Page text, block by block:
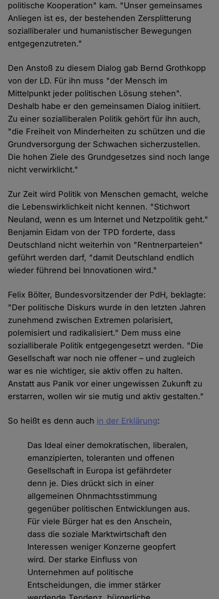
politische Kooperation" kam. "Unser gemeinsames
Anliegen ist es, der bestehenden Zersplitterung
sozialliberaler und humanistischer Bewegungen
entgegenzutreten."
Den Anstoß zu diesem Dialog gab Bernd Grothkopp
von der LD. Für ihn muss "der Mensch im
Mittelpunkt jeder politischen Lösung stehen".
Deshalb habe er den gemeinsamen Dialog initiiert.
Zu einer sozialliberalen Politik gehört für ihn auch,
"die Freiheit von Minderheiten zu schützen und die
Grundversorgung der Schwachen sicherzustellen.
Die hohen Ziele des Grundgesetzes sind noch lange
nicht verwirklicht."
Zur Zeit wird Politik von Menschen gemacht, welche
die Lebenswirklichkeit nicht kennen. "Stichwort
Neuland, wenn es um Internet und Netzpolitik geht."
Benjamin Eidam von der TPD forderte, dass
Deutschland nicht weiterhin von "Rentnerparteien"
geführt werden darf, "damit Deutschland endlich
wieder führend bei Innovationen wird."
Felix Bölter, Bundesvorsitzender der PdH, beklagte:
"Der politische Diskurs wurde in den letzten Jahren
zunehmend zwischen Extremen polarisiert,
polemisiert und radikalisiert." Dem muss eine
sozialliberale Politik entgegengesetzt werden. "Die
Gesellschaft war noch nie offener – und zugleich
war es nie wichtiger, sie aktiv offen zu halten.
Anstatt aus Panik vor einer ungewissen Zukunft zu
erstarren, wollen wir sie mutig und aktiv gestalten."
So heißt es denn auch in der Erklärung:
Das Ideal einer demokratischen, liberalen,
emanzipierten, toleranten und offenen
Gesellschaft in Europa ist gefährdeter
denn je. Dies drückt sich in einer
allgemeinen Ohnmachtsstimmung
gegenüber politischen Entwicklungen aus.
Für viele Bürger hat es den Anschein,
dass die soziale Marktwirtschaft den
Interessen weniger Konzerne geopfert
wird. Der starke Einfluss von
Unternehmen auf politische
Entscheidungen, die immer stärker